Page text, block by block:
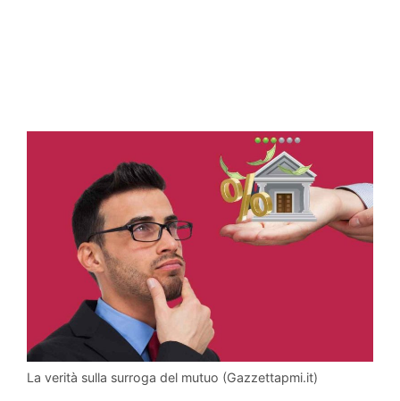
La verità sulla surroga del mutuo (Gazzettapmi.it)